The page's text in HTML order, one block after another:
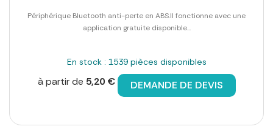
Périphérique Bluetooth anti-perte en ABS.Il fonctionne avec une
application gratuite disponible...
En stock : 1539 pièces disponibles
à partir de 5,20 € DEMANDE DE DEVIS